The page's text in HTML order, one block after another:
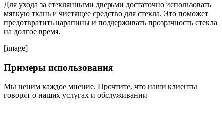
Для ухода за стеклянными дверьми достаточно использовать
мягкую ткань и чистящее средство для стекла. Это поможет
предотвратить царапины и поддерживать прозрачность стекла
на долгое время.
[image]
Примеры использования
Мы ценим каждое мнение. Прочтите, что наши клиенты
говорят о наших услугах и обслуживании